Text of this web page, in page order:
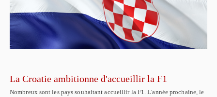
La Croatie ambitionne d'accueillir la F1
Nombreux sont les pays souhaitant accueillir la F1. L'année prochaine, le